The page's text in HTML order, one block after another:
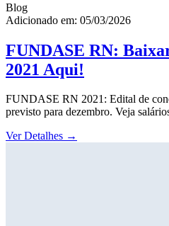
Blog
Adicionado em: 05/03/2026
FUNDASE RN:
2021 Aqui!
FUNDASE RN 2021: Edital de
previsto para dezembro. Veja
Ver Detalhes →